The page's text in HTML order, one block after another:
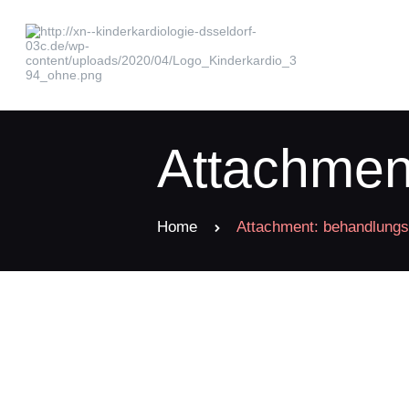
Home Attachment: